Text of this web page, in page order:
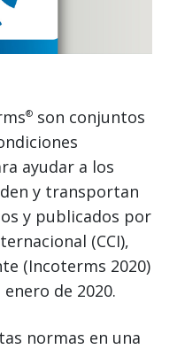
® son conjuntos
ayudar a los
y transportan
y publicados por
(CCI),
(Incoterms 2020)
de 2020.
normas en una